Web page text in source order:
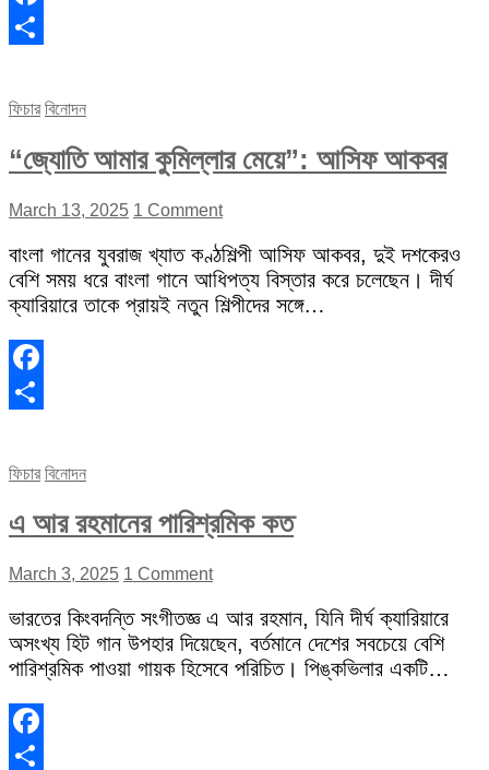
Facebook
ফিচার বিনোদন
“জ্যোতি আমার কুমিল্লার মেয়ে”: আসিফ আকবর
March 13, 2025 1 Comment
বাংলা গানের যুবরাজ খ্যাত কণ্ঠশিল্পী আসিফ আকবর, দুই দশকেরও
বেশি সময় ধরে বাংলা গানে আধিপত্য বিস্তার করে চলেছেন। দীর্ঘ
ক্যারিয়ারে তাকে প্রায়ই নতুন শিল্পীদের সঙ্গে…
Facebook
ফিচার বিনোদন
এ আর রহমানের পারিশ্রমিক কত
March 3, 2025 1 Comment
ভারতের কিংবদন্তি সংগীতজ্ঞ এ আর রহমান, যিনি দীর্ঘ ক্যারিয়ারে
অসংখ্য হিট গান উপহার দিয়েছেন, বর্তমানে দেশের সবচেয়ে বেশি
পারিশ্রমিক পাওয়া গায়ক হিসেবে পরিচিত। পিঙ্কভিলার একটি…
Facebook